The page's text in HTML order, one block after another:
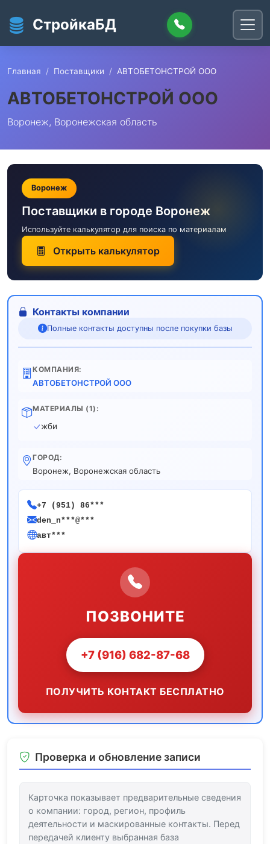
СтройкаБД
Главная Поставщики АВТОБЕТОНСТРОЙ ООО
АВТОБЕТОНСТРОЙ ООО
Воронеж, Воронежская область
Воронеж
Поставщики в городе Воронеж
Используйте калькулятор для поиска по материалам
Открыть калькулятор
Контакты компании
Полные контакты доступны после покупки базы
КОМПАНИЯ:
АВТОБЕТОНСТРОЙ ООО
МАТЕРИАЛЫ (1):
жби
ГОРОД:
Воронеж, Воронежская область
+7 (951) 86***
den_n***@***
авт***
ПОЗВОНИТЕ
+7 (916) 682-87-68
ПОЛУЧИТЬ КОНТАКТ БЕСПЛАТНО
Проверка и обновление записи
Карточка показывает предварительные сведения
о компании: город, регион, профиль
деятельности и маскированные контакты. Перед
передачей клиенту выбранная база